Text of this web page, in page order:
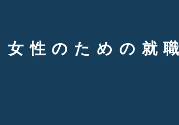
女性のための就